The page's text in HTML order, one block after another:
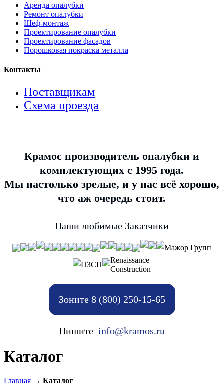
Аренда опалубки
Ремонт опалубки
Шеф-монтаж
Проектирование опалубки
Проектирование фасадов
Порошковая покраска металла
Контакты
Поставщикам
Схема проезда
Крамос производитель опалубки и
комплектующих с 1995 года.
Мы настолько зрелые, и у нас всё хорошо,
что аж очередь стоит.
Наши любимые Заказчики
Мажор Групп
ПЗСП
Renaissance
Construction
Зоните 8 (800) 250-15-65
Пишите info@kramos.ru
Каталог
Главная → Каталог